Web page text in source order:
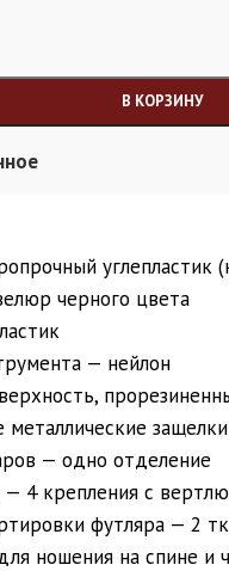
В КОРЗИНУ
углепластик
черного цвета
— нейлон
защелки
— одно отделение
— 4 крепления с
футляра — 2
ношения на спине и